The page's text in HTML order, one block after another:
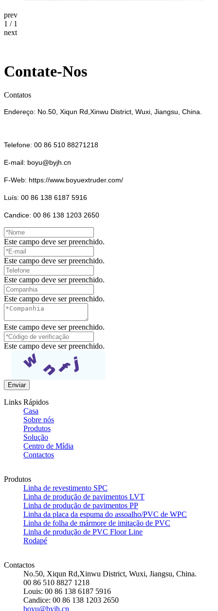
prev
1 / 1
next
Contate-Nos
Contatos
Endereço: No.50, Xiqun Rd,Xinwu District, Wuxi, Jiangsu, China.
Telefone: 00 86 510 88271218
E-mail: boyu@byjh.cn
F-Web: https://www.boyuextruder.com/
Luís: 00 86 138 6187 5916
Candice: 00 86 138 1203 2650
Este campo deve ser preenchido.
Este campo deve ser preenchido.
Este campo deve ser preenchido.
Este campo deve ser preenchido.
Este campo deve ser preenchido.
Este campo deve ser preenchido.
Enviar
Links Rápidos
Casa
Sobre nós
Produtos
Solução
Centro de Mídia
Contactos
Produtos
Linha de revestimento SPC
Linha de produção de pavimentos LVT
Linha de produção de pavimentos PP
Linha da placa da espuma do assoalho/PVC de WPC
Linha de folha de mármore de imitação de PVC
Linha de produção de PVC Floor Line
Rodapé
Contactos
No.50, Xiqun Rd,Xinwu District, Wuxi, Jiangsu, China.
00 86 510 8827 1218
Louis: 00 86 138 6187 5916
Candice: 00 86 138 1203 2650
boyu@byjh.cn